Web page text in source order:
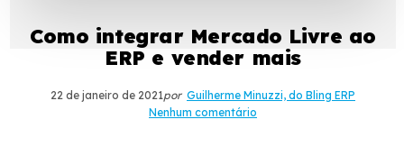
Como integrar Mercado Livre ao
ERP e vender mais
22 de janeiro de 2021por Guilherme Minuzzi, do Bling ERP
Nenhum comentário